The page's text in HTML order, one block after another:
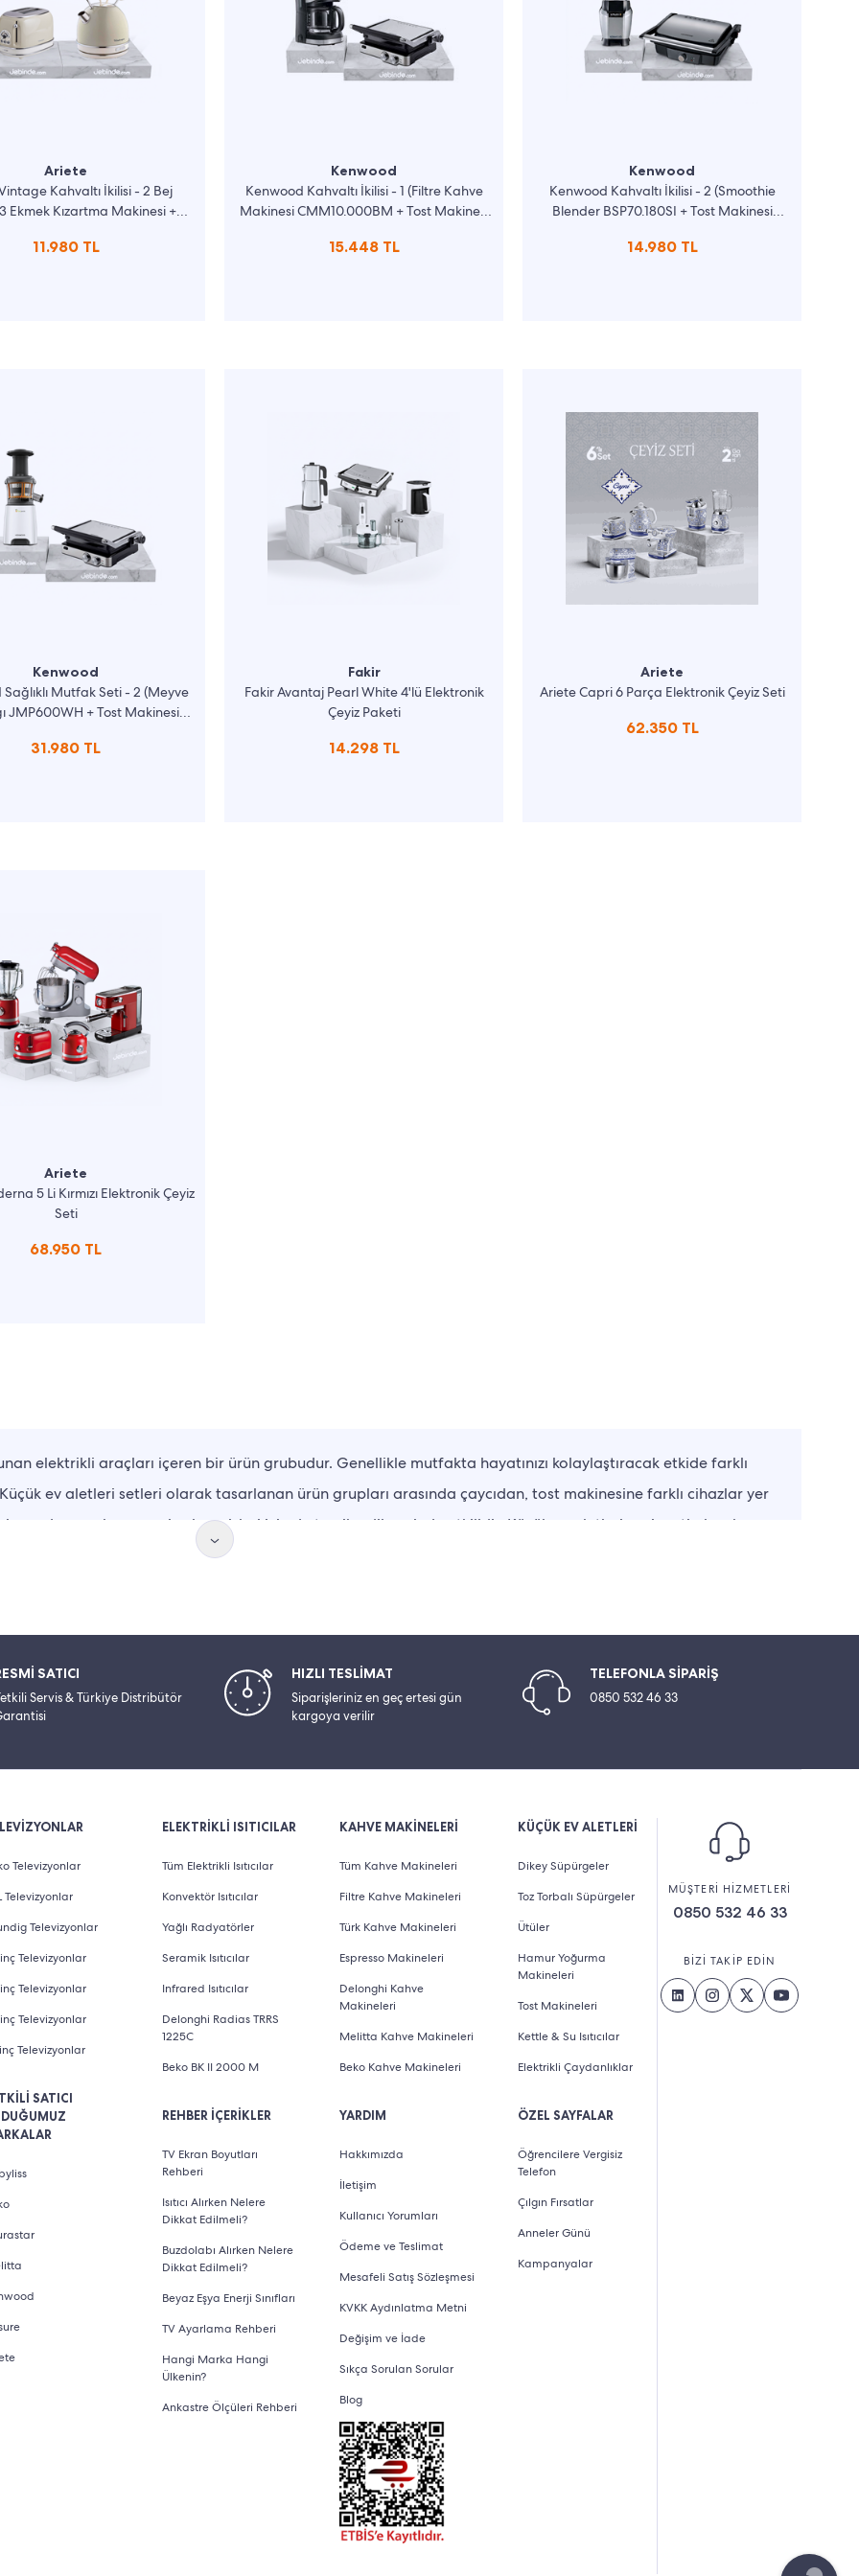
Ariete
Kahvaltı İkilisi - 2 Bej
Ekmek Kızartma Makinesi +
11.980 TL
Kenwood
Kenwood Kahvaltı İkilisi - 1 (Filtre Kahve
Makinesi CMM10.000BM + Tost Makinesi
15.448 TL
Kenwood
Kenwood Kahvaltı İkilisi - 2 (Smoothie
Blender BSP70.180SI + Tost Makinesi
14.980 TL
Kenwood
Mutfak Seti - 2 (Meyve
JMP600WH + Tost Makinesi
31.980 TL
Fakir
Fakir Avantaj Pearl White 4'lü Elektronik
Çeyiz Paketi
14.298 TL
Ariete
Ariete Capri 6 Parça Elektronik Çeyiz Seti
62.350 TL
Ariete
5 Li Kırmızı Elektronik Çeyiz
Seti
68.950 TL
elektrikli araçları içeren bir ürün grubudur. Genellikle mutfakta hayatınızı kolaylaştıracak etkide farklı
ev aletleri setleri olarak tasarlanan ürün grupları arasında çaycıdan, tost makinesine farklı cihazlar yer
arada yer alması çeyiz alışverişleri için de tercih edilmesinde etkilidir. Küçük ev aletleri çeyiz seti olarak ya
bazı ürünler yalnız çay demleme özelliğine sahip olurken bazı ürünler ise su ısıtıcı görevi de görebilir.
konuma getirebilir. Böylece ürünlerin özelliklerini dikkate alarak farklı ihtiyaçları karşılayacak şekilde
öncelik verilebilir.
birisi farklı amaçlarda kullanıma uygundur. Ürünlerin özellikleri de bu kullanım amaçlarını karşılayacak
Örneğin, Beko markasına ait Floral serisi içerisinde beyaz ve mor renklerini içeren iki alternatif bulunur.
Beko Floral Mor Mutfak Serisi 4'lü Set
olarak adlandırılır. Bu ürünlere ek olarak Fakir markasına ait küçük ev
Fakir Avantaj Paket Rosie Serisi
olarak tasarlanan set içeriği de 4 parçadan oluşur. Rose rengi ile dikkat
kullanıcılara sunar. İhtiyaca yönelik olarak hazırlanan set içerisindeki başlıca küçük mutfak eşyaları ise şu
değişiklik gösterebilir. Ürünlerin markası, sezonu, kalitesi, içeriği gibi detaylar fiyatlar üzerinde etkili
biridir. Markanın satış sonrası müşteri desteği sunması ve ürünlerin garantisinin bulunması gibi
ayrıntılardır. Elektrikli mutfak aletleri listesi hazırlanırken de fiyatlandırmalar öncelikli dikkat edilen noktalar
farklılık göstermesi her kullanıcının kendi bütçesine uygun ürüne ulaşması kolaylaştırır.
Etmek Gerekir ve Ne Kadar Dayanıklıdır?
kolaylık sağlayacak özelliklere sahiptir. Seçim anında da bu özelliklere ayrıca dikkat edilebilir.
dikkat edebileceğiniz önemli noktalar ise şu şekilde:
kalabalık aileler için yüksek kapasiteli ürünler tercih edilebilir. Yeni evlenen veya çekirdek aileler için daha
özen gösterilmelidir. Böylece satın alınan ürünlerin daha uzun ömürlü olması mümkün olur.
ayrıntılı olarak değerlendirebilirsiniz. Beyaz, siyah, kırmızı, rose, mor gibi renk seçenekleri arasından
SATICI
Servis & Türkiye Distribütör
HIZLI TESLİMAT
Siparişleriniz en geç ertesi gün
kargoya verilir
TELEFONLA SİPARİŞ
0850 532 46 33
Televizyonlar
Televizyonlar
Televizyonlar
Televizyonlar
Televizyonlar
Televizyonlar
Televizyonlar
SATICI
ELEKTRİKLİ ISITICILAR
Tüm Elektrikli Isıtıcılar
Konvektör Isıtıcılar
Yağlı Radyatörler
Seramik Isıtıcılar
Infrared Isıtıcılar
Delonghi Radias TRRS
1225C
Beko BK II 2000 M
REHBER İÇERİKLER
TV Ekran Boyutları
Rehberi
Isıtıcı Alırken Nelere
Dikkat Edilmeli?
Buzdolabı Alırken Nelere
Dikkat Edilmeli?
Beyaz Eşya Enerji Sınıfları
TV Ayarlama Rehberi
Hangi Marka Hangi
Ülkenin?
Ankastre Ölçüleri Rehberi
KAHVE MAKİNELERİ
Tüm Kahve Makineleri
Filtre Kahve Makineleri
Türk Kahve Makineleri
Espresso Makineleri
Delonghi Kahve
Makineleri
Melitta Kahve Makineleri
Beko Kahve Makineleri
YARDIM
Hakkımızda
İletişim
Kullanıcı Yorumları
Ödeme ve Teslimat
Mesafeli Satış Sözleşmesi
KVKK Aydınlatma Metni
Değişim ve İade
Sıkça Sorulan Sorular
Blog
KÜÇÜK EV ALETLERİ
Dikey Süpürgeler
Toz Torbalı Süpürgeler
Ütüler
Hamur Yoğurma
Makineleri
Tost Makineleri
Kettle & Su Isıtıcılar
Elektrikli Çaydanlıklar
ÖZEL SAYFALAR
Öğrencilere Vergisiz
Telefon
Çılgın Fırsatlar
Anneler Günü
Kampanyalar
MÜŞTERİ HİZMETLERİ
0850 532 46 33
BİZİ TAKİP EDİN